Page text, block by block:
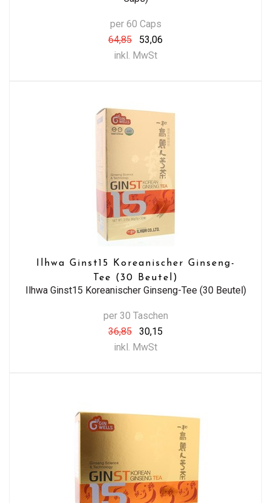
per 60 Caps
64,85
53,06
inkl. MwSt
Ilhwa Ginst15 Koreanischer Ginseng-
Tee (30 Beutel)
Ilhwa Ginst15 Koreanischer Ginseng-Tee (30 Beutel)
per 30 Taschen
36,85
30,15
inkl. MwSt